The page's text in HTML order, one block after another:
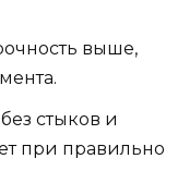
выше,
стыков и
при правильно